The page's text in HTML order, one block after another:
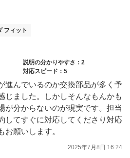
フィット
説明の分かりやすさ：2
対応スピード：5
進んでいるのか交換部品が多く予
じました。しかしそんなもんかも
が分からないのが現実です。担当
してすぐに対応してくださり対応
お願いします。
2025年7月8日 16:24